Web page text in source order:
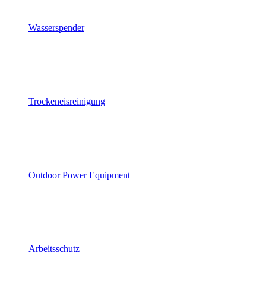
Wasserspender
Trockeneisreinigung
Outdoor Power Equipment
Arbeitsschutz